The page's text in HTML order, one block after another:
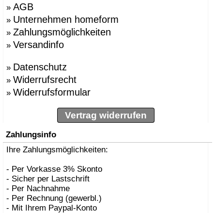
» AGB
» Unternehmen homeform
» Zahlungsmöglichkeiten
» Versandinfo
» Datenschutz
» Widerrufsrecht
» Widerrufsformular
Vertrag widerrufen
Zahlungsinfo
Ihre Zahlungsmöglichkeiten:
- Per Vorkasse 3% Skonto
- Sicher per Lastschrift
- Per Nachnahme
- Per Rechnung (gewerbl.)
- Mit Ihrem Paypal-Konto